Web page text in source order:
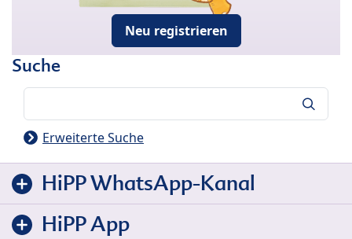
Neu registrieren
Suche
Erweiterte Suche
HiPP WhatsApp-Kanal
HiPP App